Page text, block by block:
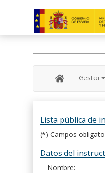
Gestor
Lista pública de
(*) Campos
Datos del
Nombre: